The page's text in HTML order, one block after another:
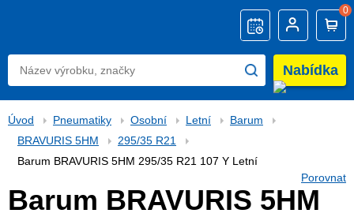
0
Nabídka
Úvod Pneumatiky Osobní Letní
Barum
BRAVURIS 5HM
295/35 R21
Barum BRAVURIS 5HM 295/35 R21 107 Y Letní
Barum BRAVURIS 5HM
Porovnat